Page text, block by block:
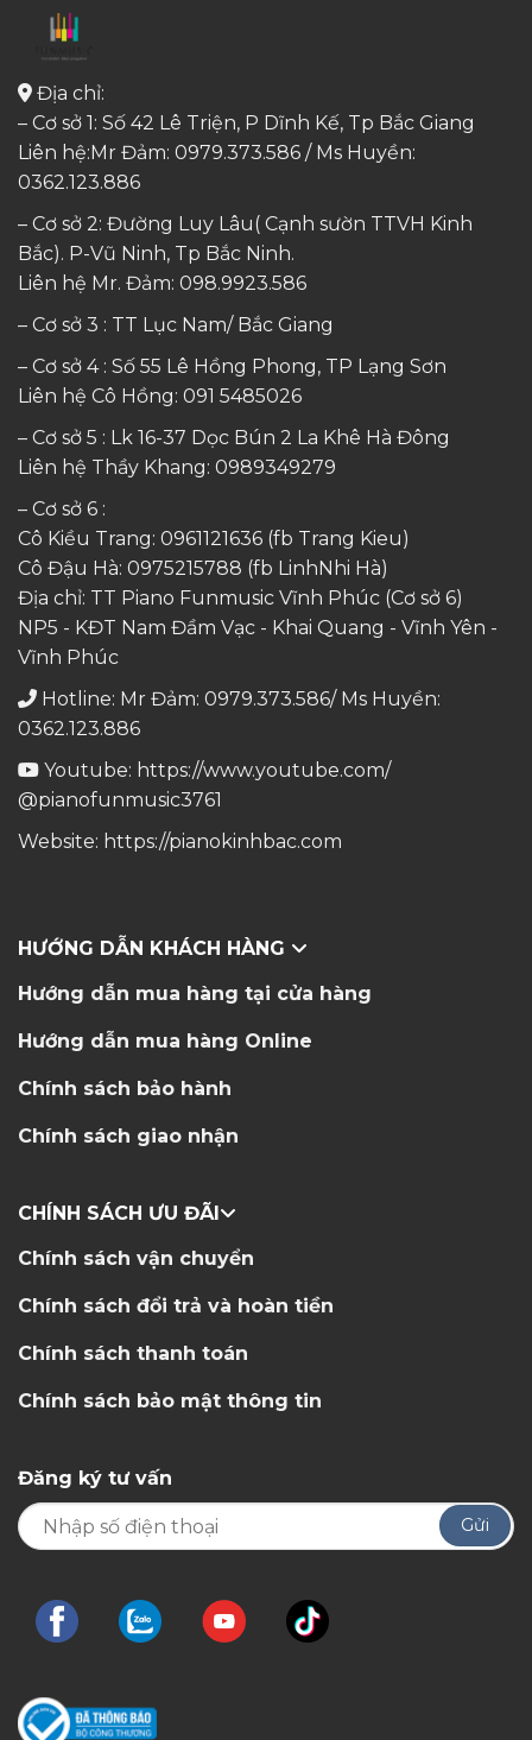
Địa chỉ:
– Cơ sở 1: Số 42 Lê Triện, P Dĩnh Kế, Tp Bắc Giang
Liên hệ:Mr Đảm: 0979.373.586 / Ms Huyền:
0362.123.886
– Cơ sở 2: Đường Luy Lâu( Cạnh sườn TTVH Kinh
Bắc). P-Vũ Ninh, Tp Bắc Ninh.
Liên hệ Mr. Đảm: 098.9923.586
– Cơ sở 3 : TT Lục Nam/ Bắc Giang
– Cơ sở 4 : Số 55 Lê Hồng Phong, TP Lạng Sơn
Liên hệ Cô Hồng: 091 5485026
– Cơ sở 5 : Lk 16-37 Dọc Bún 2 La Khê Hà Đông
Liên hệ Thầy Khang: 0989349279
– Cơ sở 6 :
Cô Kiều Trang: 0961121636 (fb Trang Kieu)
Cô Đậu Hà: 0975215788 (fb LinhNhi Hà)
Địa chỉ: TT Piano Funmusic Vĩnh Phúc (Cơ sở 6)
NP5 - KĐT Nam Đầm Vạc - Khai Quang - Vĩnh Yên -
Vĩnh Phúc
Hotline: Mr Đảm: 0979.373.586/ Ms Huyền:
0362.123.886
Youtube: https://www.youtube.com/
@pianofunmusic3761
Website: https://pianokinhbac.com
HƯỚNG DẪN KHÁCH HÀNG
Hướng dẫn mua hàng tại cửa hàng
Hướng dẫn mua hàng Online
Chính sách bảo hành
Chính sách giao nhận
CHÍNH SÁCH ƯU ĐÃI
Chính sách vận chuyển
Chính sách đổi trả và hoàn tiền
Chính sách thanh toán
Chính sách bảo mật thông tin
Đăng ký tư vấn